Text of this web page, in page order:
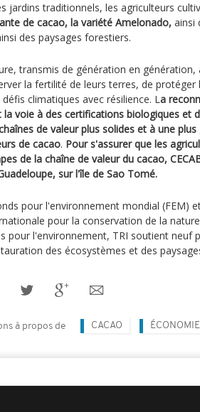
jardins traditionnels, les agriculteurs
de cacao, la variété Amelonado, ainsi
des paysages forestiers.
transmis de génération en génération,
la fertilité de leurs terres, de protéger
climatiques avec résilience. La
la voie à des certifications biologiques et
de valeur plus solides et à une
de cacao. Pour s'assurer que les
de la chaîne de valeur du cacao,
sur l'île de Sao Tomé.
pour l'environnement mondial (FEM)
pour la conservation de la
pour l'environnement, TRI soutient neuf
des écosystèmes et des
à propos de CACAO